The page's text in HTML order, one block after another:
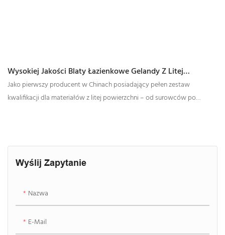
Wyślij Zapytanie
Nazwa
E-Mail
Wysokiej Jakości Blaty Łazienkowe Gelandy Z Litej
Powierzchni: Rozwiązania Szyte Na Miarę Dla Higienicznych
I Stylowych Łazienek
Jako pierwszy producent w Chinach posiadający pełen zestaw
kwalifikacji dla materiałów z litej powierzchni – od surowców po
dziedzinie blatów łazienkowych i umywalek z litej powierzchni.